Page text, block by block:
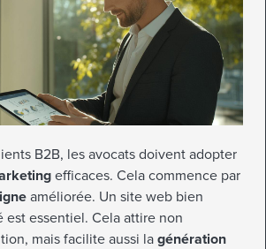
B2B, les avocats doivent adopter
efficaces. Cela commence par
améliorée. Un site web bien
est essentiel. Cela attire non
mais facilite aussi la génération